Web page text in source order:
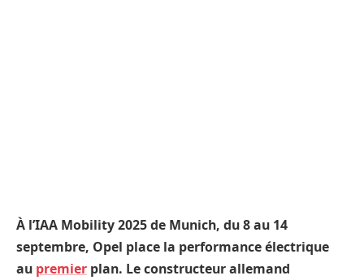
À l’IAA Mobility 2025 de Munich, du 8 au 14
septembre, Opel place la performance électrique
au premier plan. Le constructeur allemand